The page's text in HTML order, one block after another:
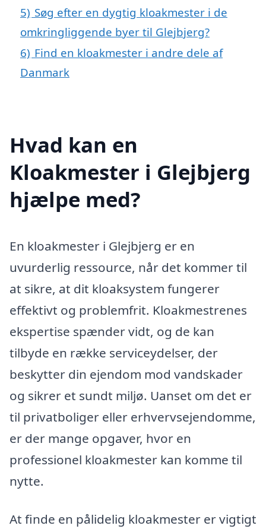
5) Søg efter en dygtig kloakmester i de
omkringliggende byer til Glejbjerg?
6) Find en kloakmester i andre dele af
Danmark
Hvad kan en
Kloakmester i Glejbjerg
hjælpe med?
En kloakmester i Glejbjerg er en
uvurderlig ressource, når det kommer til
at sikre, at dit kloaksystem fungerer
effektivt og problemfrit. Kloakmestrenes
ekspertise spænder vidt, og de kan
tilbyde en række serviceydelser, der
beskytter din ejendom mod vandskader
og sikrer et sundt miljø. Uanset om det er
til privatboliger eller erhvervsejendomme,
er der mange opgaver, hvor en
professionel kloakmester kan komme til
nytte.
At finde en pålidelig kloakmester er vigtigt